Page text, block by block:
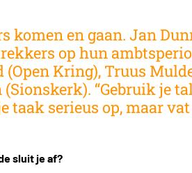
komen en gaan. Jan
op hun ambts
(Open Kring), Truus
“Gebruik je
taak serieus op, maar
sluit je af?